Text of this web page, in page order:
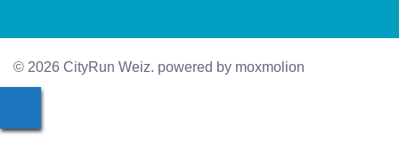
© 2026 CityRun Weiz. powered by moxmolion